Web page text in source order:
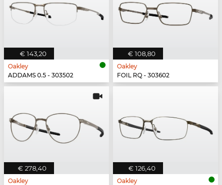
€ 143,20
Oakley
ADDAMS 0.5 - 303502
€ 108,80
Oakley
FOIL RQ - 303602
€ 278,40
Oakley
€ 126,40
Oakley